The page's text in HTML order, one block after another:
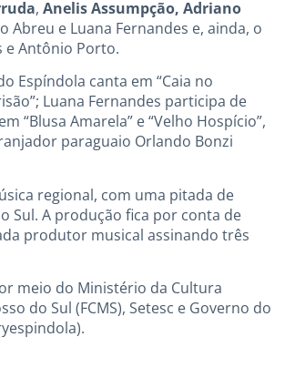
, Anelis Assumpção, Adriano
Abreu e Luana Fernandes e, ainda, o
e Antônio Porto.
Espíndola canta em “Caia no
Luana Fernandes participa de
“Blusa Amarela” e “Velho Hospício”,
paraguaio Orlando Bonzi
regional, com uma pitada de
Sul. A produção fica por conta de
produtor musical assinando três
meio do Ministério da Cultura
do Sul (FCMS), Setesc e Governo do